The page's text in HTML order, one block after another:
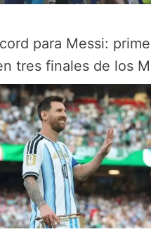
para Messi:
tres finales de los